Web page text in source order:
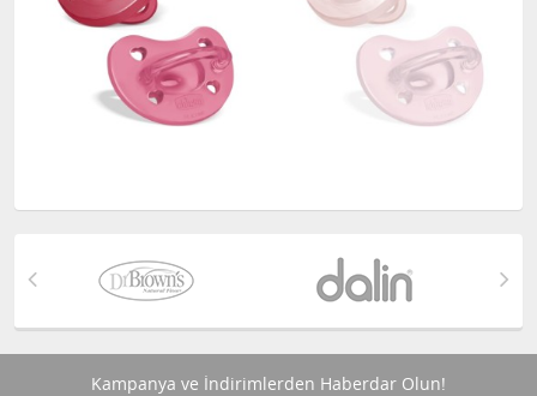
Kampanya ve İndirimlerden Haberdar Olun!